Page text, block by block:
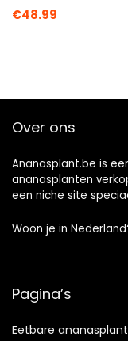
€48.99
Over ons
Ananasplant.be is
ananasplanten
een niche site
Woon je in
Pagina’s
Eetbare